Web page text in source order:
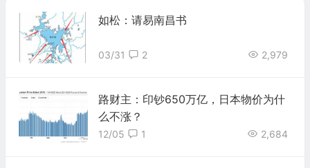
如松：请易南昌书
03/31 2,979
2
路财主：印钞650万亿，日本物价为什
么不涨？
12/05 2,684
1